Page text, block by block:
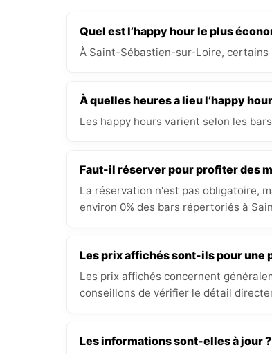
Quel est l’happy hour le plus
À Saint-Sébastien-sur-Loire, certains
À quelles heures a lieu l’happy
Les happy hours varient selon les
Faut-il réserver pour profiter des
La réservation n'est pas obligatoire,
environ 0% des bars répertoriés à
Les prix affichés sont-ils pour une
Les prix affichés concernent
conseillons de vérifier le détail
Les informations sont-elles à jour ?